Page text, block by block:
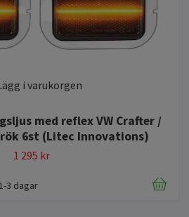
i varukorgen
med reflex VW Crafter /
rök 6st (Litec Innovations)
1 295 kr
3 dagar